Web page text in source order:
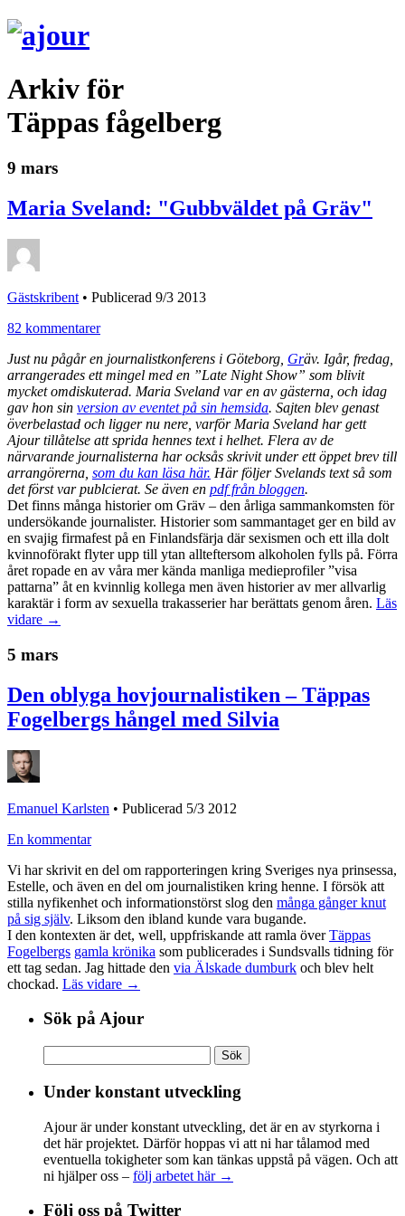
Arkiv för
Täppas fågelberg
9 mars
Maria Sveland: "Gubbväldet på Gräv"
Gästskribent • Publicerad 9/3 2013
82 kommentarer
Just nu pågår en journalistkonferens i Göteborg, Gräv. Igår, fredag,
arrangerades ett mingel med en ”Late Night Show” som blivit
mycket omdiskuterad. Maria Sveland var en av gästerna, och idag
gav hon sin version av eventet på sin hemsida. Sajten blev genast
överbelastad och ligger nu nere, varför Maria Sveland har gett
Ajour tillåtelse att sprida hennes text i helhet. Flera av de
närvarande journalisterna har ocksås skrivit under ett öppet brev till
arrangörerna, som du kan läsa här. Här följer Svelands text så som
det först var publcierat. Se även en pdf från bloggen.
Det finns många historier om Gräv – den årliga sammankomsten för
undersökande journalister. Historier som sammantaget ger en bild av
en svajig firmafest på en Finlandsfärja där sexismen och ett illa dolt
kvinnoförakt flyter upp till ytan allteftersom alkoholen fylls på. Förra
året ropade en av våra mer kända manliga medieprofiler ”visa
pattarna” åt en kvinnlig kollega men även historier av mer allvarlig
karaktär i form av sexuella trakasserier har berättats genom åren. Läs
vidare →
5 mars
Den oblyga hovjournalistiken – Täppas
Fogelbergs hångel med Silvia
Emanuel Karlsten • Publicerad 5/3 2012
En kommentar
Vi har skrivit en del om rapporteringen kring Sveriges nya prinsessa,
Estelle, och även en del om journalistiken kring henne. I försök att
stilla nyfikenhet och informationstörst slog den många gånger knut
på sig själv. Liksom den ibland kunde vara bugande.
I den kontexten är det, well, uppfriskande att ramla överTäppas
Fogelbergs gamla krönika som publicerades i Sundsvalls tidning för
ett tag sedan. Jag hittade den via Älskade dumburk och blev helt
chockad. Läs vidare →
Sök på Ajour
efter:
Under konstant utveckling
Ajour är under konstant utveckling, det är en av styrkorna i
det här projektet. Därför hoppas vi att ni har tålamod med
eventuella tokigheter som kan tänkas uppstå på vägen. Och att
ni hjälper oss – följ arbetet här →
Följ oss på Twitter